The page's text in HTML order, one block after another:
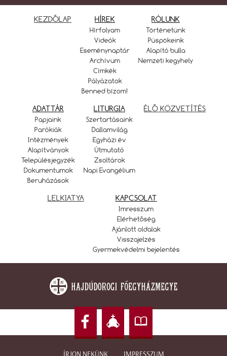
KEZDŐLAP HÍREK
Hírfolyam
Videók
Eseménynaptár
Archívum
Címkék
Pályázatok
Benned bízom!
RÓLUNK
Történetünk
Püspökeink
Alapító bulla
Nemzeti kegyhely
ADATTÁR
Papjaink
Parókiák
Intézmények
Alapítványok
Településjegyzék
Dokumentumok
Beruházások
LITURGIA
Szertartásaink
Dallamvilág
Egyházi év
Útmutató
Zsoltárok
Napi Evangélium
ÉLŐ KÖZVETÍTÉS
LELKIATYA KAPCSOLAT
Imresszum
Elérhetőség
Ajánlott oldalak
Visszajelzés
Gyermekvédelmi bejelentés
ÍRJON NEKÜNK IMPRESSZUM